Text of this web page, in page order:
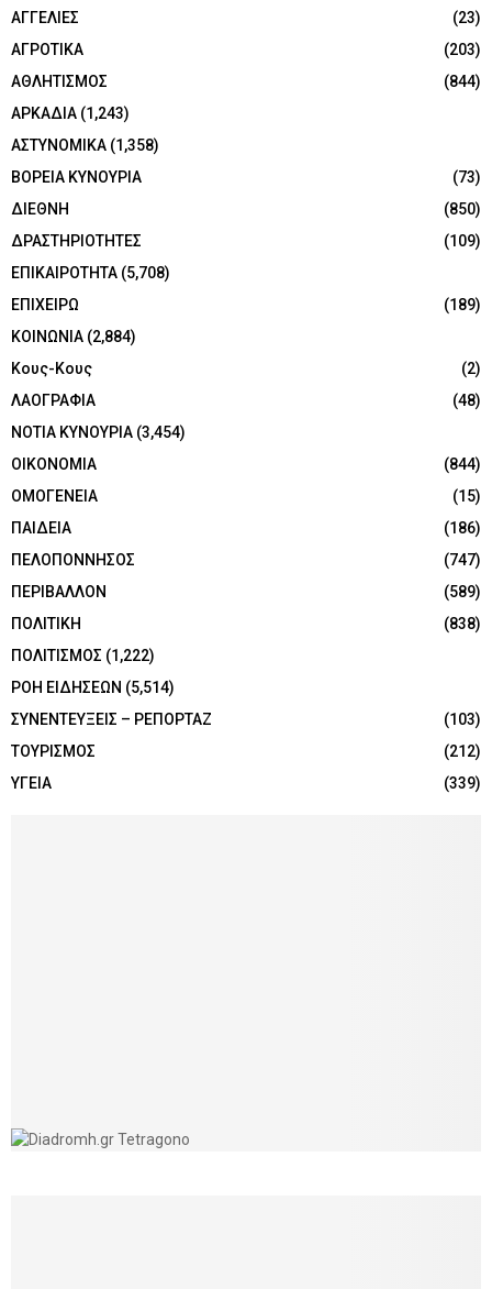
ΑΓΓΕΛΙΕΣ
(23)
ΑΓΡΟΤΙΚΑ
(203)
ΑΘΛΗΤΙΣΜΟΣ
(844)
ΑΡΚΑΔΙΑ (1,243)
ΑΣΤΥΝΟΜΙΚΑ (1,358)
ΒΟΡΕΙΑ ΚΥΝΟΥΡΙΑ
(73)
ΔΙΕΘΝΗ
(850)
ΔΡΑΣΤΗΡΙΟΤΗΤΕΣ
(109)
ΕΠΙΚΑΙΡΟΤΗΤΑ (5,708)
ΕΠΙΧΕΙΡΩ
(189)
ΚΟΙΝΩΝΙΑ (2,884)
Κους-Κους
(2)
ΛΑΟΓΡΑΦΙΑ
(48)
ΝΟΤΙΑ ΚΥΝΟΥΡΙΑ (3,454)
ΟΙΚΟΝΟΜΙΑ
(844)
ΟΜΟΓΕΝΕΙΑ
(15)
ΠΑΙΔΕΙΑ
(186)
ΠΕΛΟΠΟΝΝΗΣΟΣ
(747)
ΠΕΡΙΒΑΛΛΟΝ
(589)
ΠΟΛΙΤΙΚΗ
(838)
ΠΟΛΙΤΙΣΜΟΣ (1,222)
ΡΟΗ ΕΙΔΗΣΕΩΝ (5,514)
ΣΥΝΕΝΤΕΥΞΕΙΣ – ΡΕΠΟΡΤΑΖ
(103)
ΤΟΥΡΙΣΜΟΣ
(212)
ΥΓΕΙΑ
(339)